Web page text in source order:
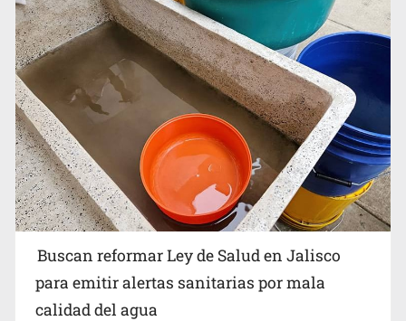
Buscan reformar Ley de Salud en Jalisco para emitir
alertas sanitarias por mala calidad del agua
Citarían a Medrano si persiste falta de diálogo con
vecinos de Mirador San Isidro
Buscan reformar Ley de Salud en Jalisco
para emitir alertas sanitarias por mala
calidad del agua